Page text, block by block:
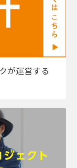
が運営する